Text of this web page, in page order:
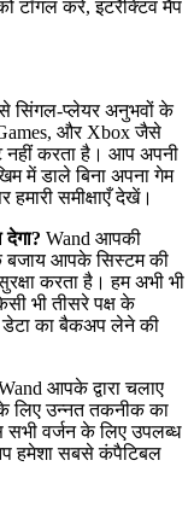
टॉगल करें, इंटरैक्टिव मैप
सिंगल-प्लेयर अनुभवों के
और Xbox जैसे
नहीं करता है। आप अपनी
में डाले बिना अपना गेम
हमारी समीक्षाएँ देखें।
Wand आपकी
बजाय आपके सिस्टम की
करता है। हम अभी भी
भी तीसरे पक्ष के
का बैकअप लेने की
आपके द्वारा चलाए
लिए उन्नत तकनीक का
सभी वर्जन के लिए उपलब्ध
हमेशा सबसे कंपैटिबल